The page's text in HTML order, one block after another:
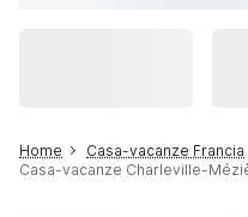
Home Casa-vacanze Francia
Casa-vacanze Charleville-